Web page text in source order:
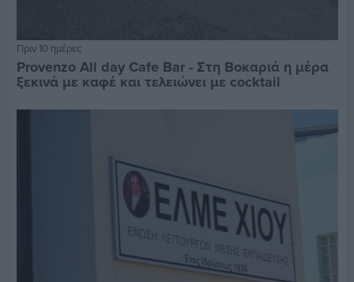
Πριν 10 ημέρες
Provenzo All day Cafe Bar - Στη Βοκαριά η μέρα
ξεκινά με καφέ και τελειώνει με cocktail